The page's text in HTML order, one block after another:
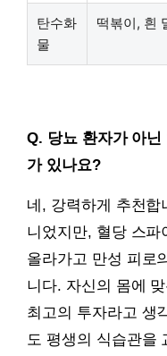
탄수화
물
떡볶이, 흰
Q. 당뇨 환자가 아닌
가 있나요?
네, 강력하게 추천
니었지만, 혈당 스
올라가고 만성 피로
니다. 자신의 몸에
최고의 투자라고 생
도 평생의 식습관을